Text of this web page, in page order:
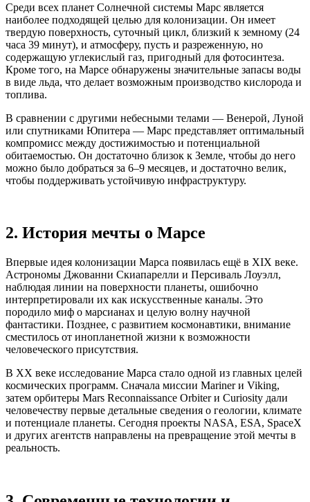
Среди всех планет Солнечной системы Марс является
наиболее подходящей целью для колонизации. Он имеет
твердую поверхность, суточный цикл, близкий к земному (24
часа 39 минут), и атмосферу, пусть и разреженную, но
содержащую углекислый газ, пригодный для фотосинтеза.
Кроме того, на Марсе обнаружены значительные запасы воды
в виде льда, что делает возможным производство кислорода и
топлива.
В сравнении с другими небесными телами — Венерой, Луной
или спутниками Юпитера — Марс представляет оптимальный
компромисс между достижимостью и потенциальной
обитаемостью. Он достаточно близок к Земле, чтобы до него
можно было добраться за 6–9 месяцев, и достаточно велик,
чтобы поддерживать устойчивую инфраструктуру.
2. История мечты о Марсе
Впервые идея колонизации Марса появилась ещё в XIX веке.
Астрономы Джованни Скиапарелли и Персиваль Лоуэлл,
наблюдая линии на поверхности планеты, ошибочно
интерпретировали их как искусственные каналы. Это
породило миф о марсианах и целую волну научной
фантастики. Позднее, с развитием космонавтики, внимание
сместилось от инопланетной жизни к возможности
человеческого присутствия.
В XX веке исследование Марса стало одной из главных целей
космических программ. Сначала миссии Mariner и Viking,
затем орбитеры Mars Reconnaissance Orbiter и Curiosity дали
человечеству первые детальные сведения о геологии, климате
и потенциале планеты. Сегодня проекты NASA, ESA, SpaceX
и других агентств направлены на превращение этой мечты в
реальность.